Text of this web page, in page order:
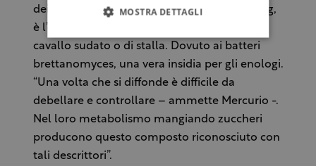
dei difetti più famosi e oramai citati nelle gag,
è l’odore Brett, più comunemente odore di
cavallo sudato o di stalla. Dovuto ai batteri
brettanomyces, una vera insidia per gli enologi.
“Una volta che si diffonde è difficile da
debellare e controllare – ammette Mercurio -.
Nel loro metabolismo mangiando zuccheri
producono questo composto riconosciuto con
tali descrittori”.
MOSTRA DETTAGLI